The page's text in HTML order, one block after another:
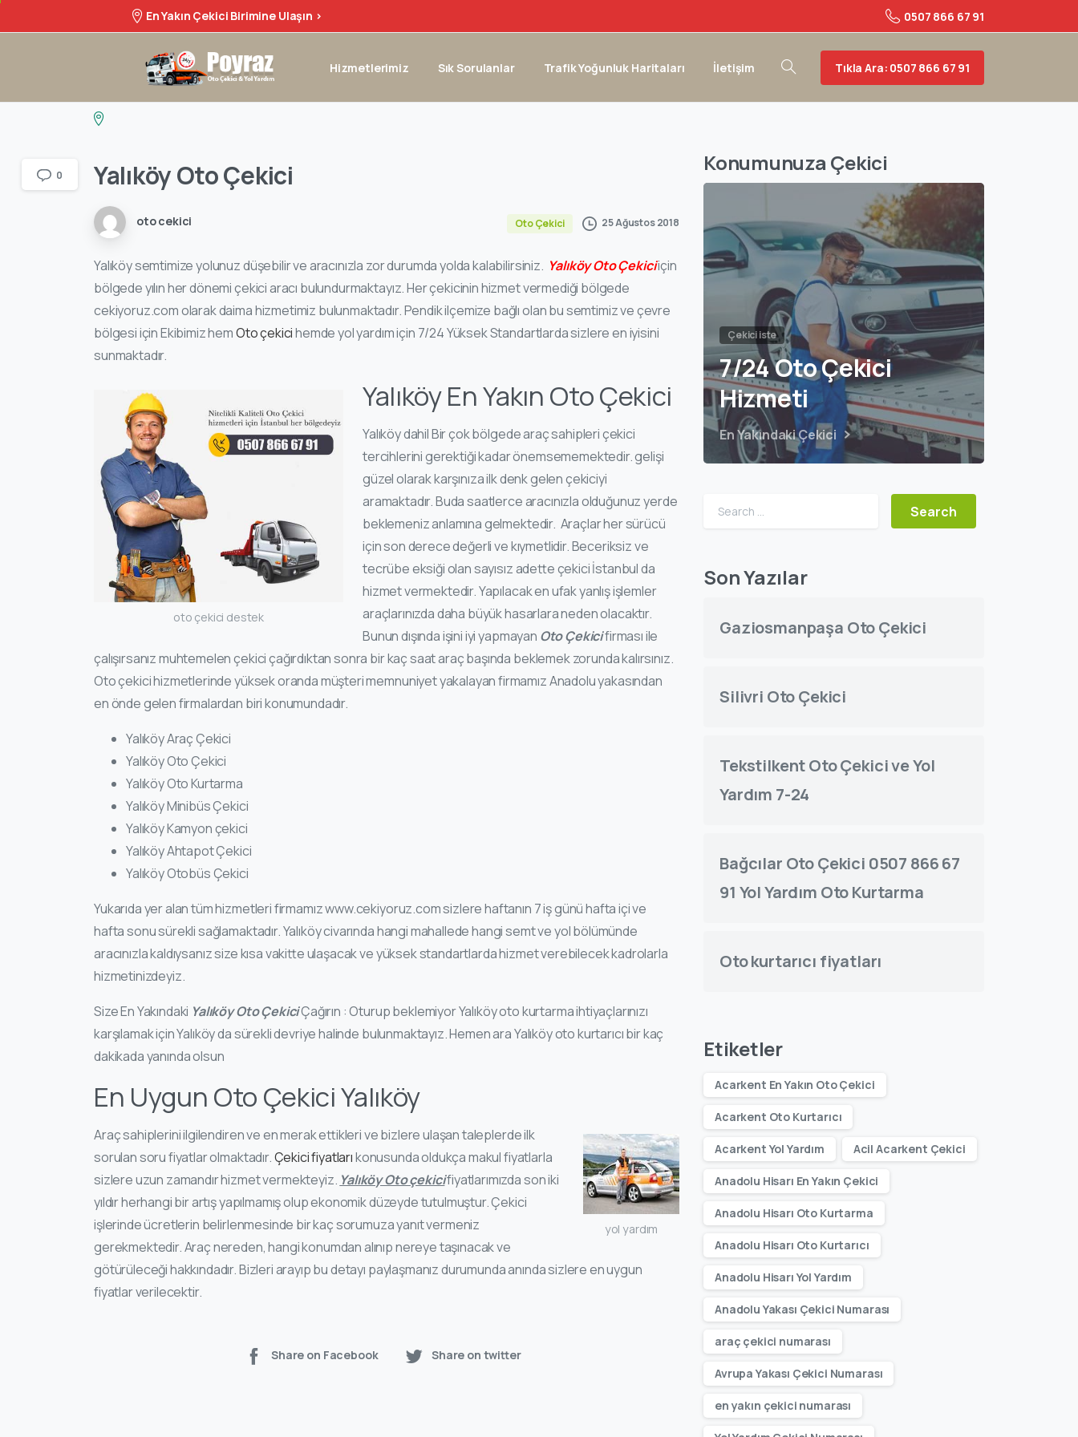
En Yakın Çekici Birimine Ulaşın > 0507 866 67 91
Hizmetlerimiz Sık Sorulanlar Trafik Yoğunluk Haritaları İletişim Tıkla Ara: 0507 866 67 91
YalıköyOtoÇekici
oto cekici Oto Çekici 25 Ağustos 2018
Yalıköy semtimize yolunuz düşebilir ve aracınızla zor durumda yolda kalabilirsiniz. Yalıköy Oto Çekiciiçin
bölgede yılın her dönemi çekici aracı bulundurmaktayız. Her çekicinin hizmet vermediği bölgede
cekiyoruz.com olarak daima hizmetimiz bulunmaktadır. Pendik ilçemize bağlı olan bu semtimiz ve çevre
bölgesi için Ekibimiz hemOto çekicihemde yol yardım için 7/24 Yüksek Standartlarda sizlere en iyisini
sunmaktadır.
oto çekici destek
Yalıköy En Yakın Oto Çekici
Yalıköy dahil Bir çok bölgede araç sahipleri çekici
tercihlerini gerektiği kadar önemsememektedir. gelişi
güzel olarak karşınıza ilk denk gelen çekiciyi
aramaktadır. Buda saatlerce aracınızla olduğunuz yerde
beklemeniz anlamına gelmektedir. Araçlar her sürücü
için son derece değerli ve kıymetlidir. Beceriksiz ve
tecrübe eksiği olan sayısız adette çekici İstanbul da
hizmet vermektedir. Yapılacak en ufak yanlış işlemler
araçlarınızda daha büyük hasarlara neden olacaktır.
Bunun dışında işini iyi yapmayan Oto Çekicifirması ile
çalışırsanız muhtemelen çekici çağırdıktan sonra bir kaç saat araç başında beklemek zorunda kalırsınız.
Oto çekici hizmetlerinde yüksek oranda müşteri memnuniyet yakalayan firmamız Anadolu yakasından
en önde gelen firmalardan biri konumundadır.
Yalıköy Araç Çekici
Yalıköy Oto Çekici
Yalıköy Oto Kurtarma
Yalıköy Minibüs Çekici
Yalıköy Kamyon çekici
Yalıköy Ahtapot Çekici
Yalıköy Otobüs Çekici
Yukarıda yer alan tüm hizmetleri firmamız www.cekiyoruz.com sizlere haftanın 7 iş günü hafta içi ve
hafta sonu sürekli sağlamaktadır. Yalıköy civarında hangi mahallede hangi semt ve yol bölümünde
aracınızla kaldıysanız size kısa vakitte ulaşacak ve yüksek standartlarda hizmet verebilecek kadrolarla
hizmetinizdeyiz.
Size En Yakındaki Yalıköy Oto ÇekiciÇağırın : Oturup beklemiyor Yalıköy oto kurtarma ihtiyaçlarınızı
karşılamak için Yalıköy da sürekli devriye halinde bulunmaktayız. Hemen ara Yalıköy oto kurtarıcı bir kaç
dakikada yanında olsun
En Uygun Oto Çekici Yalıköy
yol yardım
Araç sahiplerini ilgilendiren ve en merak ettikleri ve bizlere ulaşan taleplerde ilk
sorulan soru fiyatlar olmaktadır.Çekici fiyatlarıkonusunda oldukça makul fiyatlarla
sizlere uzun zamandır hizmet vermekteyiz. Yalıköy Oto çekicifiyatlarımızda son iki
yıldır herhangi bir artış yapılmamış olup ekonomik düzeyde tutulmuştur. Çekici
işlerinde ücretlerin belirlenmesinde bir kaç sorumuza yanıt vermeniz
gerekmektedir. Araç nereden, hangi konumdan alınıp nereye taşınacak ve
götürüleceği hakkındadır. Bizleri arayıp bu detayı paylaşmanız durumunda anında sizlere en uygun
fiyatlar verilecektir.
0
Share on Facebook Share on twitter
Konumunuza Çekici
Çekici iste
7/24 Oto Çekici
Hizmeti
En Yakındaki Çekici
Son Yazılar
Gaziosmanpaşa Oto Çekici
Silivri Oto Çekici
Tekstilkent Oto Çekici ve Yol
Yardım 7-24
Bağcılar Oto Çekici 0507 866 67
91 Yol Yardım Oto Kurtarma
Oto kurtarıcı fiyatları
Etiketler
Acarkent En Yakın Oto Çekici
Acarkent Oto Kurtarıcı
Acarkent Yol Yardım Acil Acarkent Çekici
Anadolu Hisarı En Yakın Çekici
Anadolu Hisarı Oto Kurtarma
Anadolu Hisarı Oto Kurtarıcı
Anadolu Hisarı Yol Yardım
Anadolu Yakası Çekici Numarası
araç çekici numarası
Avrupa Yakası Çekici Numarası
en yakın çekici numarası